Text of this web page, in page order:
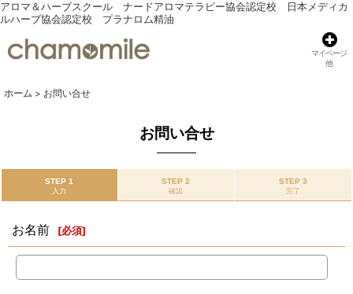
アロマ＆ハーブスクール ナードアロマテラピー協会認定校 日本メディカ
ルハーブ協会認定校 プラナロム精油
マイページ
他
ホーム > お問い合せ
お問い合せ
STEP 1
入力
STEP 2
確認
STEP 3
完了
お名前 [必須]